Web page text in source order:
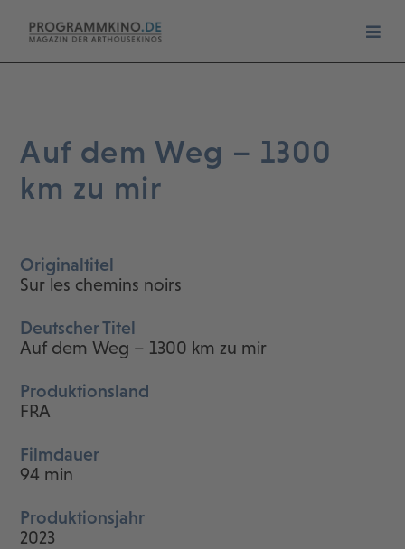
Auf dem Weg – 1300
km zu mir
Originaltitel
Sur les chemins noirs
Deutscher Titel
Auf dem Weg – 1300 km zu mir
Produktionsland
FRA
Filmdauer
94 min
Produktionsjahr
2023